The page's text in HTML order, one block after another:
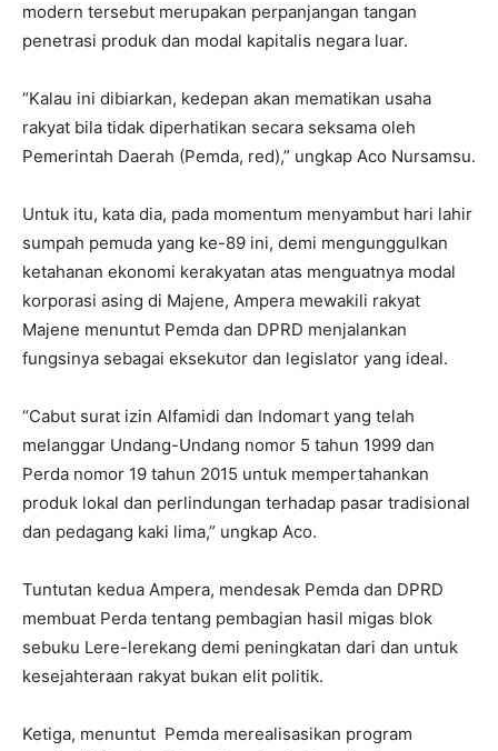
modern tersebut merupakan perpanjangan tangan
penetrasi produk dan modal kapitalis negara luar.
“Kalau ini dibiarkan, kedepan akan mematikan usaha
rakyat bila tidak diperhatikan secara seksama oleh
Pemerintah Daerah (Pemda, red),” ungkap Aco Nursamsu.
Untuk itu, kata dia, pada momentum menyambut hari lahir
sumpah pemuda yang ke-89 ini, demi mengunggulkan
ketahanan ekonomi kerakyatan atas menguatnya modal
korporasi asing di Majene, Ampera mewakili rakyat
Majene menuntut Pemda dan DPRD menjalankan
fungsinya sebagai eksekutor dan legislator yang ideal.
“Cabut surat izin Alfamidi dan Indomart yang telah
melanggar Undang-Undang nomor 5 tahun 1999 dan
Perda nomor 19 tahun 2015 untuk mempertahankan
produk lokal dan perlindungan terhadap pasar tradisional
dan pedagang kaki lima,” ungkap Aco.
Tuntutan kedua Ampera, mendesak Pemda dan DPRD
membuat Perda tentang pembagian hasil migas blok
sebuku Lere-lerekang demi peningkatan dari dan untuk
kesejahteraan rakyat bukan elit politik.
Ketiga, menuntut Pemda merealisasikan program